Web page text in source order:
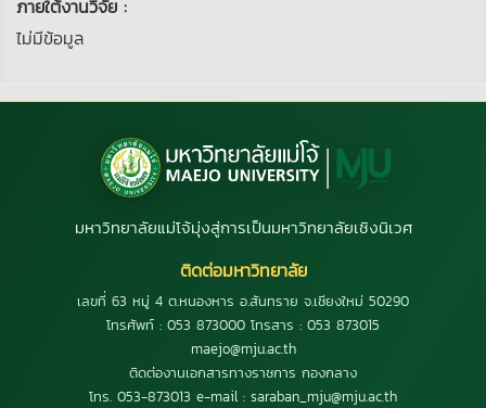
ภายใต้งานวิจัย :
ไม่มีข้อมูล
มหาวิทยาลัยแม่โจ้มุ่งสู่การเป็นมหาวิทยาลัยเชิงนิเวศ
ติดต่อมหาวิทยาลัย
เลขที่ 63 หมู่ 4 ต.หนองหาร อ.สันทราย จ.เชียงใหม่ 50290
โทรศัพท์ : 053 873000 โทรสาร : 053 873015
maejo@mju.ac.th
ติดต่องานเอกสารทางราชการ กองกลาง
โทร. 053-873013 e-mail : saraban_mju@mju.ac.th